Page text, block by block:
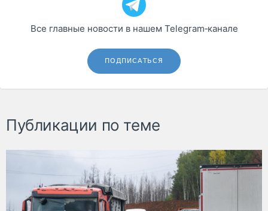
Все главные новости в нашем Telegram‑канале
ПОДПИСАТЬСЯ
Публикации по теме